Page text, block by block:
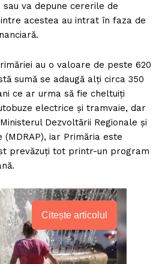
sau va depune cererile de
acestea au intrat în faza de
au o valoare de peste 620
sumă se adaugă alți circa 350
ce ar urma să fie cheltuiți
electrice și tramvaie, dar
Dezvoltării Regionale și
iar Primăria este
prevăzuți tot printr-un program
Citește articolul